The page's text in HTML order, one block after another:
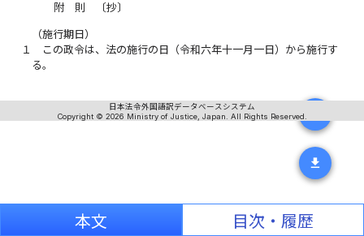
download
附 則 〔抄〕
（施行期日）
１
この政令は、法の施行の日（令和六年十一月一日）から施行す
る。
日本法令外国語訳データベースシステム
Copyright © 2026 Ministry of Justice, Japan. All Rights Reserved.
本文 目次・履歴